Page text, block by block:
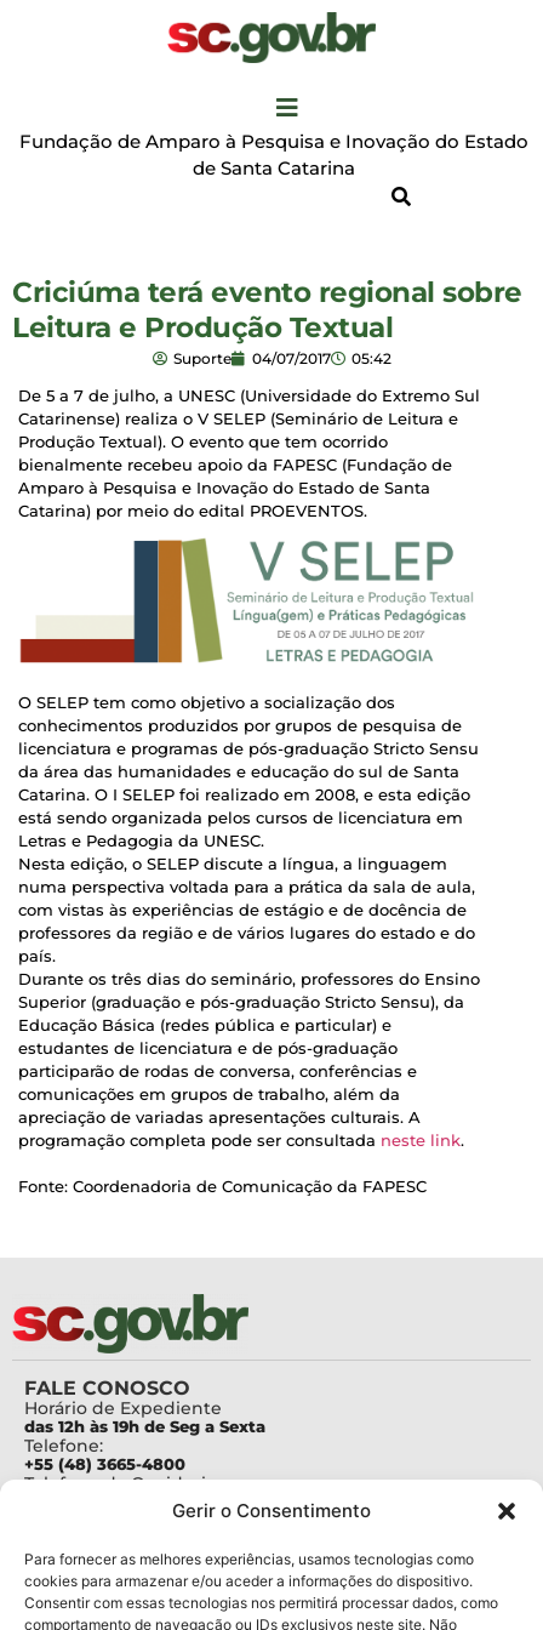
Gerir o Consentimento
Para fornecer as melhores experiências, usamos tecnologias como
cookies para armazenar e/ou aceder a informações do dispositivo.
Consentir com essas tecnologias nos permitirá processar dados, como
comportamento de navegação ou IDs exclusivos neste site. Não
Fundação de Amparo à Pesquisa e Inovação do Estado
de Santa Catarina
Criciúma terá evento regional sobre
Leitura e Produção Textual
Suporte 04/07/2017 05:42
De 5 a 7 de julho, a UNESC (Universidade do Extremo Sul
Catarinense) realiza o V SELEP (Seminário de Leitura e
Produção Textual). O evento que tem ocorrido
bienalmente recebeu apoio da FAPESC (Fundação de
Amparo à Pesquisa e Inovação do Estado de Santa
Catarina) por meio do edital PROEVENTOS.
O SELEP tem como objetivo a socialização dos
conhecimentos produzidos por grupos de pesquisa de
licenciatura e programas de pós-graduação Stricto Sensu
da área das humanidades e educação do sul de Santa
Catarina. O I SELEP foi realizado em 2008, e esta edição
está sendo organizada pelos cursos de licenciatura em
Letras e Pedagogia da UNESC.
Nesta edição, o SELEP discute a língua, a linguagem
numa perspectiva voltada para a prática da sala de aula,
com vistas às experiências de estágio e de docência de
professores da região e de vários lugares do estado e do
país.
Durante os três dias do seminário, professores do Ensino
Superior (graduação e pós-graduação Stricto Sensu), da
Educação Básica (redes pública e particular) e
estudantes de licenciatura e de pós-graduação
participarão de rodas de conversa, conferências e
comunicações em grupos de trabalho, além da
apreciação de variadas apresentações culturais. A
programação completa pode ser consultada neste link.
Fonte: Coordenadoria de Comunicação da FAPESC
FALE CONOSCO
Horário de Expediente
das 12h às 19h de Seg a Sexta
Telefone:
+55 (48) 3665-4800
Telefone da Ouvidoria
Para assuntos relacionados à Pesquisa
pesquisa@fapesc.sc.gov.br
Para assuntos relacionados à Inovação
inovacao@fapesc.sc.gov.br